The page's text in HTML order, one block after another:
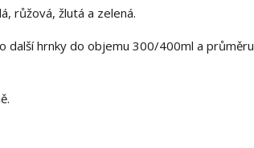
růžová, žlutá a zelená.
další hrnky do objemu 300/400ml a průměru